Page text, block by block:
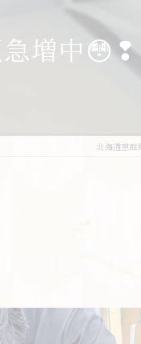
し
急増中
北海道恵庭